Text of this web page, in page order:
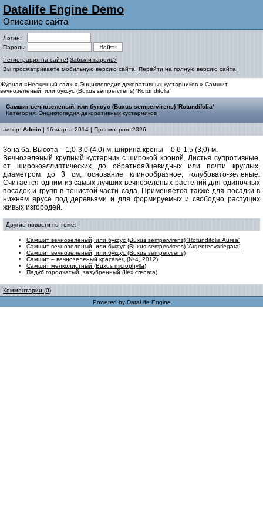
Datalife Engine Demo
Описание сайта
Логин:
Пароль:
Регистрация на сайте! Забыли пароль?
Вы просматриваете мобильную версию сайта. Перейти на полную версию сайта.
Журнал «Нескучный сад» » Энциклопедия декоративных кустарников » Самшит
вечнозеленый, или буксус (Buxus sempervirens) 'Rotundifolia'
Самшит вечнозеленый, или буксус (Buxus sempervirens) 'Rotundifolia'
Категория: Энциклопедия декоративных кустарников
автор: Admin | 16 марта 2014 | Просмотров: 2326
Зона 6а. Высота – 1,0-3,0 (4,0) м, ширина кроны – 0,6-1,5 (3,0) м.
Вечнозеленый крупный кустарник с широкой кроной. Листья супротивные,
от широкоэллиптических до обратнояйцевидных или почти круглых,
диаметром до 3 см, основание клинообразное, голубовато-зеленые.
Считается одним из самых лучших вечнозеленых растений для одиночных
посадок и групп в тенистой части сада. Применяется также для посадки в
нижнем ярусе под деревьями и для формируемых и свободно растущих
живых изгородей.
Другие новости по теме:
Самшит вечнозеленый, или буксус (Buxus sempervirens) 'Rotundifolia Aurea'
Самшит вечнозеленый, или буксус (Buxus sempervirens) 'Аrgenteovariegata'
Самшит вечнозеленый, или буксус (Buxus sempervirens)
Самшит – вечнозеленый красавец (№4, 2012)
Самшит мелколистный (Buxus microphylla)
Падуб городчатый, зазубренный (Ilex crenata)
Комментарии (0)
Powered by DataLife Engine